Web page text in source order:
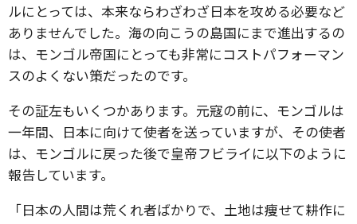
ルにとっては、本来ならわざわざ日本を攻める必要など
ありませんでした。海の向こうの島国にまで進出するの
は、モンゴル帝国にとっても非常にコストパフォーマン
スのよくない策だったのです。
その証左もいくつかあります。元寇の前に、モンゴルは
一年間、日本に向けて使者を送っていますが、その使者
は、モンゴルに戻った後で皇帝フビライに以下のように
報告しています。
「日本の人間は荒くれ者ばかりで、土地は痩せて耕作に